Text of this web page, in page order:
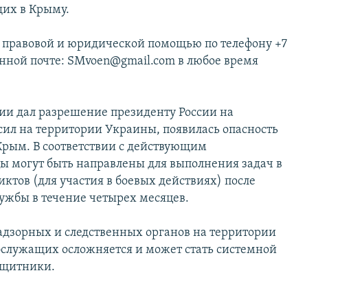
в Крыму.
правовой и юридической помощью по телефону +7
почте: SMvoen@gmail.com в любое время
дал разрешение президенту России на
на территории Украины, появилась опасность
В соответствии с действующим
могут быть направлены для выполнения задач в
(для участия в боевых действиях) после
в течение четырех месяцев.
и следственных органов на территории
осложняется и может стать системной